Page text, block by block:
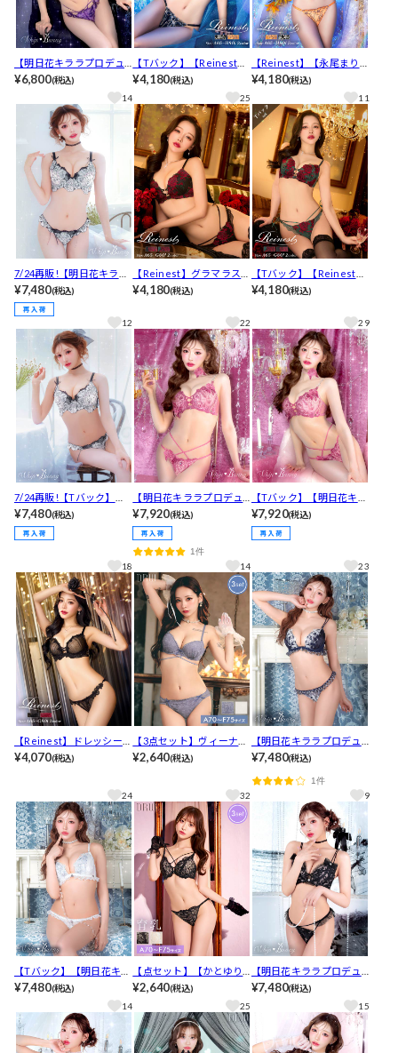
【明日花キララプロデュ
ース/WhipBunny】Jewe
lry Bloom Lace Bra&Sho
rts / ジュエリーブルーム
レースブラ＆ショーツ[推
¥6,800(税込)
14
【Tバック】【Reinest】
【永尾まりや着用】グラ
マラスビビッドブロッサ
ムブラジャー&バック透け
Tバックショーツ[推し]
¥4,180(税込)
25
【Reinest】【永尾まりや
着用】グラマラスビビッ
ドブロッサムブラジャー&
バック透けフルバックシ
ョーツ[推し]
¥4,180(税込)
11
7/24再販!【明日花キララ
プロデュース/WhipBunn
y】Lady Rose Embroider
y Bra&Shorts / レディロ
ーズエンブロイダリーブ
ラ＆ショーツ[推し]
¥7,480(税込)
12
【Reinest】グラマラスビ
ターローズブラジャー&バ
¥4,180(税込)
22
【Tバック】【Reinest】
グラマラスビターローズ
バックショーツ[推し]
¥4,180(税込)
29
7/24再販!【Tバック】
【明日花キララプロデュ
ース/WhipBunny】Lady
Rose Embroidery Bra&T-
ブロイダリーブラ＆Tバッ
ク[推し]
¥7,480(税込)
18
【明日花キララプロデュ
ース/WhipBunny】Luxu
ry Rose Lacy Bra&Short
s / ラグジュアリーローズ
レーシーブラ＆ショーツ
[推し]
¥7,920(税込)
1件
14
【Tバック】【明日花キラ
ラプロデュース/WhipBu
nny】Luxury Rose Lacy
Bra&T-back / ラグジュア
＆Tバック[推し]
¥7,920(税込)
23
【Reinest】ドレッシーチ
ュールプリーツブラジャ
¥4,070(税込)
24
【3点セット】ヴィーナス
コードレーシィブラジャ
¥2,640(税込)
32
【明日花キララプロデュ
ース/WhipBunny】Princ
horts / プリンセスラメシ
フォンブラ＆ショーツ[推
¥7,480(税込)
1件
9
【Tバック】【明日花キラ
ラプロデュース/WhipBu
nny】Princess Lame Chi
ffon Bra&T-back / プリン
セスラメシフォンブラ＆T
バック[推し]
¥7,480(税込)
14
【点セット】【かとゆり
着用】ミスティックヌー
ディーレース育乳脇高ブ
ラジャー&フルバック&T
バックショーツ[推し]
¥2,640(税込)
25
【明日花キララプロデュ
ース/WhipBunny】Dot R
ibbon Tulle Bra&Shorts /
ドットリボンチュールブ
ラ＆ショーツ[推し]
¥7,480(税込)
15